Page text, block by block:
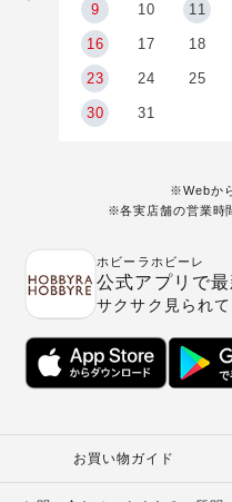
9 10 11
16 17 18
23 24 25
30 31
※Webか
※各実店舗の営業時
ホビーラホビーレ
公式アプリで最
サクサク見られ
お買い物ガイド